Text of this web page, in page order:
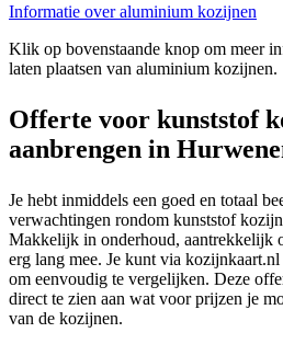
Informatie over aluminium kozijnen
Klik op bovenstaande knop om meer
laten plaatsen van aluminium kozijnen.
Offerte voor kunststof
aanbrengen in
Je hebt inmiddels een goed en totaal
verwachtingen rondom kunststof
Makkelijk in onderhoud, aantrekkelijk
erg lang mee. Je kunt via
om eenvoudig te vergelijken. Deze
direct te zien aan wat voor prijzen je
van de kozijnen.